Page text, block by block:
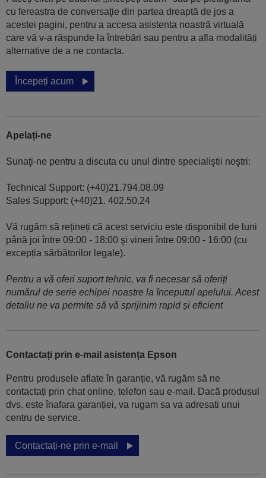
cu fereastra de conversaţie din partea dreaptă de jos a
acestei pagini, pentru a accesa asistenta noastră virtuală
care vă v-a răspunde la întrebări sau pentru a afla modalități
alternative de a ne contacta.
Începeți acum
Apelați-ne
Sunaţi-ne pentru a discuta cu unul dintre specialiştii noştri:
Technical Support: (+40)21.794.08.09
Sales Support: (+40)21. 402.50.24
Vă rugăm să rețineți că acest serviciu este disponibil de luni
până joi între 09:00 - 18:00 şi vineri între 09:00 - 16:00 (cu
excepția sărbătorilor legale).
Pentru a vă oferi suport tehnic, va fi necesar să oferiți
numărul de serie echipei noastre la începutul apelului. Acest
detaliu ne va permite să vă sprijinim rapid și eficient
Contactați prin e-mail asistența Epson
Pentru produsele aflate în garanție, vă rugăm să ne
contactați prin chat online, telefon sau e-mail. Dacă produsul
dvs. este înafara garanției, va rugam sa va adresati unui
centru de service.
Contactați-ne prin e-mail